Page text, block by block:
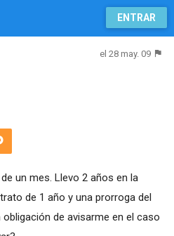
ENTRAR
el 28 may. 09
un mes. Llevo 2 años en la
de 1 año y una prorroga del
de avisarme en el caso